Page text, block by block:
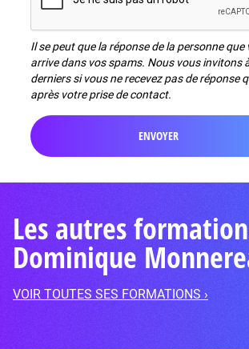
Il se peut que la réponse de la personne
arrive dans vos spams. Nous vous invitons
derniers si vous ne recevez pas de réponse
après votre prise de contact.
Les autres
Dominique
VOIR TOUTES SES FORMATIONS ›